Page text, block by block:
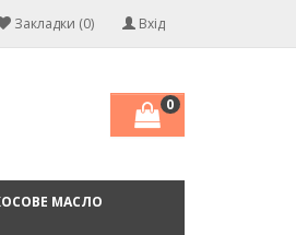
Вхід
Закладки (0)
0
МАСЛО